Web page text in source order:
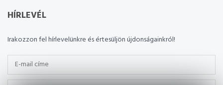
HÍRLEVÉL
Irakozzon fel hírlevelünkre és értesüljön újdonságainkról!